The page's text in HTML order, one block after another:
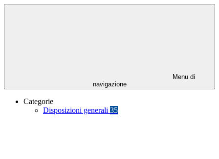
Menu di
navigazione
Categorie
Disposizioni generali 35